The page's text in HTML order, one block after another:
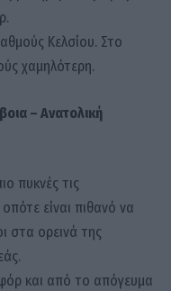
Κελσίου. Στο
χαμηλότερη.
– Ανατολική
πυκνές τις
είναι πιθανό να
στα ορεινά της
και από το απόγευμα